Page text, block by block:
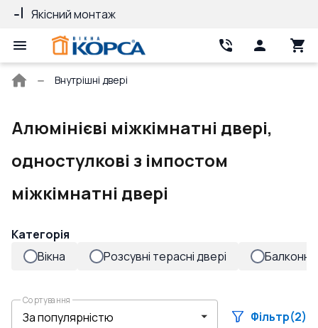
Якісний монтаж
Головна
Внутрішні двері
Алюмінієві міжкімнатні двері,
одностулкові з імпостом
міжкімнатні двері
Категорія
Вікна
Розсувні терасні двері Балконні
Сортування
Фільтр(2)